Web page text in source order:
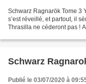
Schwarz Ragnarök Tome 3
s’est réveillé, et partout, il
Thrasilla ne céderont pas !
Schwarz
Publié le 03/07/2020 à